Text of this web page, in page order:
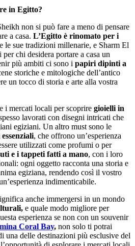
in Egitto?
non si può fare a meno di pensare
a casa. L’Egitto è rinomato per i
e le sue tradizioni millenarie, e Sharm El
chi desidera portare a casa un
più ambiti ci sono i papiri dipinti a
storiche e mitologiche dell’antico
un tocco di storia e arte alla vostra
i mercati locali per scoprire gioielli in
lavorati con disegni intricati che
egiziani. Un altro must sono le
, che offrono un’esperienza
utilizzati come profumi o per
e i tappeti fatti a mano, con i loro
ogni oggetto racconta una storia e
egiziana, rendendo così il vostro
indimenticabile.
anche immergersi in un mondo
e quale modo migliore per
esperienza se non con un souvenir
Coral Bay, non solo ti potrai
una delle destinazioni più esclusive del